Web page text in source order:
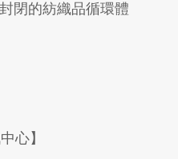
閉的紡織品循環體
心】